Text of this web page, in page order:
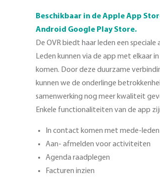
Beschikbaar in de Apple App
Android Google Play Store.
De OVR biedt haar leden een speciale
Leden kunnen via de app met elkaar
komen. Door deze duurzame
kunnen we de onderlinge
samenwerking nog meer kwaliteit
Enkele functionaliteiten van de app
In contact komen met mede-leden
Aan- afmelden voor activiteiten
Agenda raadplegen
Facturen inzien